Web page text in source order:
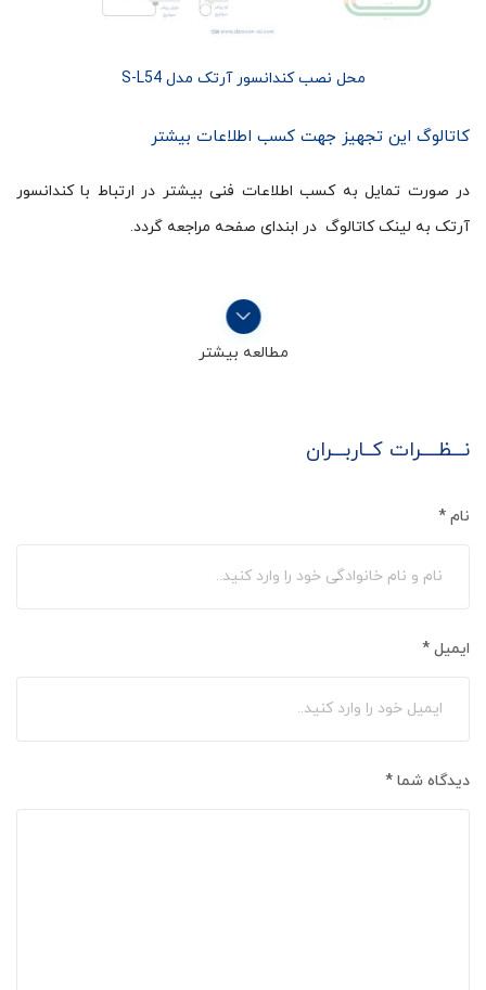
محل نصب کندانسور آرتک مدل S-L54
کاتالوگ این تجهیز جهت کسب اطلاعات بیشتر
در صورت تمایل به کسب اطلاعات فنی بیشتر در ارتباط با کندانسور
آرتک به لینک کاتالوگ در ابندای صفحه مراجعه گردد.
مطالعه بیشتر
نـــظــــرات کــاربـــران
نام *
ایمیل *
دیدگاه شما *